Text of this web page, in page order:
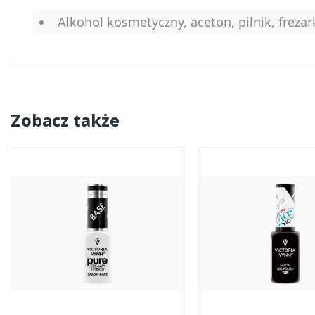
Alkohol kosmetyczny, aceton, pilnik,
Zobacz także